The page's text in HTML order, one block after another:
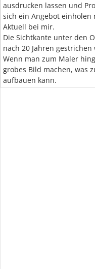
ausdrucken lassen und
sich ein Angebot einholen
Aktuell bei mir.
Die Sichtkante unter den
nach 20 Jahren gestrichen
Wenn man zum Maler
grobes Bild machen, was
aufbauen kann.